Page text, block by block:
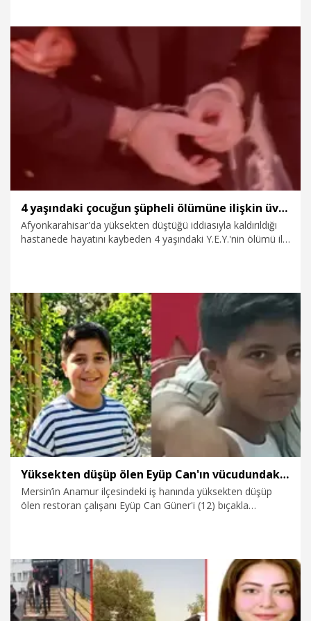
6.08.2026 Gündem
4 yaşındaki çocuğun şüpheli ölümüne ilişkin üvey baba ve dede tutuklandı
Afyonkarahisar'da yüksekten düştüğü iddiasıyla kaldırıldığı
hastanede hayatını kaybeden 4 yaşındaki Y.E.Y.'nin ölümü ile
tutuklandı.
6.08.2026 Gündem
Yüksekten düşüp ölen Eyüp Can'ın vücudundaki kesi izleri araştırılıyor
Mersin’in Anamur ilçesindeki iş hanında yüksekten düşüp
ölen restoran çalışanı Eyüp Can Güner'i (12) bıçakla
izlerine ilişkin araştırma yapılıp, Adli Tıp raporunun da
dosyaya eklenmesi bekleniyor.
6.08.2026 Gündem